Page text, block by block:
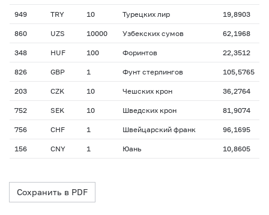
949 TRY 10 Турецких лир 19,8903
860 UZS 10000 Узбекских сумов 62,1968
348 HUF 100 Форинтов 22,3512
826 GBP 1 Фунт стерлингов 105,5765
203 CZK 10 Чешских крон 36,2764
752 SEK 10 Шведских крон 81,9074
756 CHF 1 Швейцарский франк 96,1695
156 CNY 1 Юань 10,8605
Сохранить в PDF